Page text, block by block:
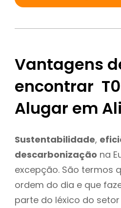
Vantagens
encontrar
Alugar em
Sustentabilidade,
descarbonização na
excepção. São termos
ordem do dia e que
parte do léxico do